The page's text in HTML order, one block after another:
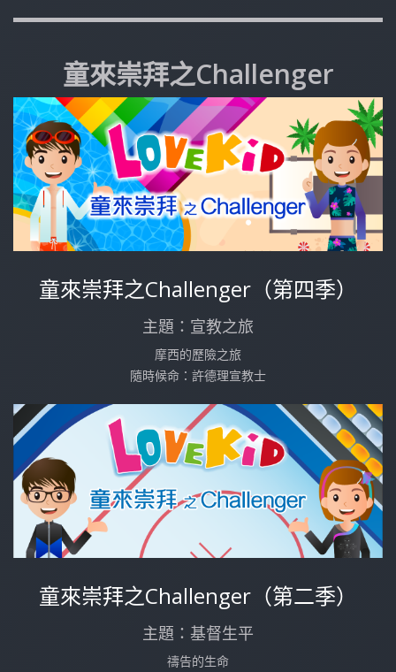
童來崇拜之Challenger
童來崇拜之Challenger（第四季）
主題：宣教之旅
摩西的歷險之旅
隨時候命：許德理宣教士
童來崇拜之Challenger（第二季）
主題：基督生平
禱告的生命